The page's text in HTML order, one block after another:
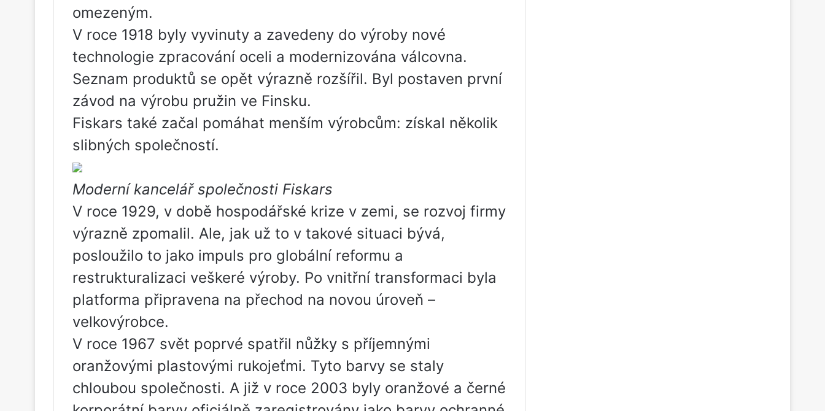
omezeným.
V roce 1918 byly vyvinuty a zavedeny do výroby nové
technologie zpracování oceli a modernizována válcovna.
Seznam produktů se opět výrazně rozšířil. Byl postaven první
závod na výrobu pružin ve Finsku.
Fiskars také začal pomáhat menším výrobcům: získal několik
slibných společností.
Moderní kancelář společnosti Fiskars
V roce 1929, v době hospodářské krize v zemi, se rozvoj firmy
výrazně zpomalil. Ale, jak už to v takové situaci bývá,
posloužilo to jako impuls pro globální reformu a
restrukturalizaci veškeré výroby. Po vnitřní transformaci byla
platforma připravena na přechod na novou úroveň –
velkovýrobce.
V roce 1967 svět poprvé spatřil nůžky s příjemnými
oranžovými plastovými rukojeťmi. Tyto barvy se staly
chloubou společnosti. A již v roce 2003 byly oranžové a černé